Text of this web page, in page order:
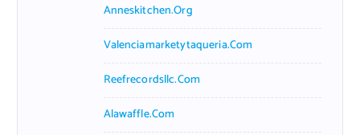
Anneskitchen.org
Valenciamarketytaqueria.com
Reefrecordsllc.com
Alawaffle.com